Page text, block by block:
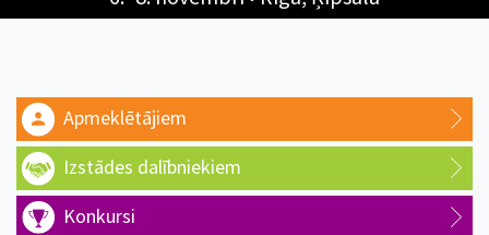
Apmeklētājiem
Izstādes dalībniekiem
Konkursi